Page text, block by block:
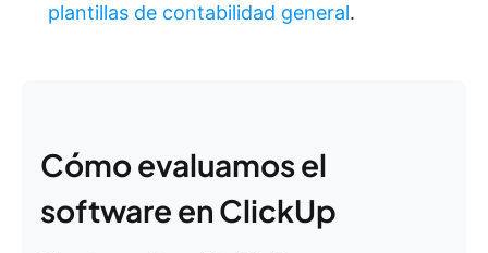
plantillas de contabilidad general.
Cómo evaluamos el
software en ClickUp